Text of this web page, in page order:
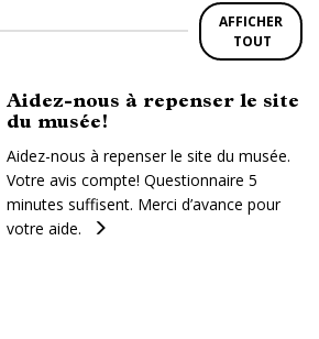
AFFICHER
TOUT
Aidez-nous à repenser le site
du musée!
Aidez-nous à repenser le site du musée.
Votre avis compte! Questionnaire 5
minutes suffisent. Merci d’avance pour
votre aide.